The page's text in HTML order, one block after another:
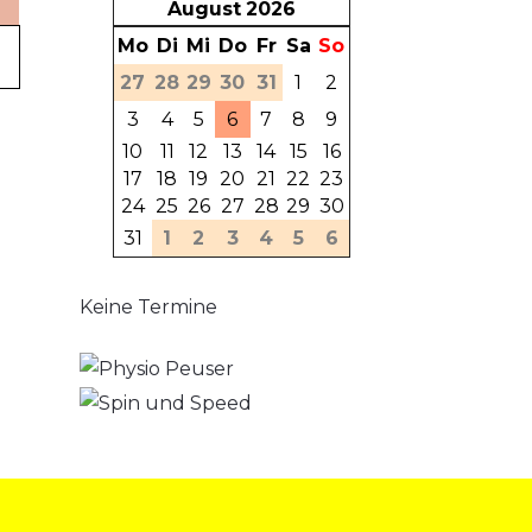
August 2026
Mo Di Mi Do Fr Sa So
27 28 29 30 31 1
2
3
4 5 6 7 8
9
10
11 12 13 14 15
16
17
18 19 20 21 22 23
24 25 26 27 28 29 30
31
1 2 3 4 5 6
Keine Termine